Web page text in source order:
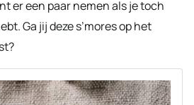
er een paar nemen als je toch
Ga jij deze s’mores op het